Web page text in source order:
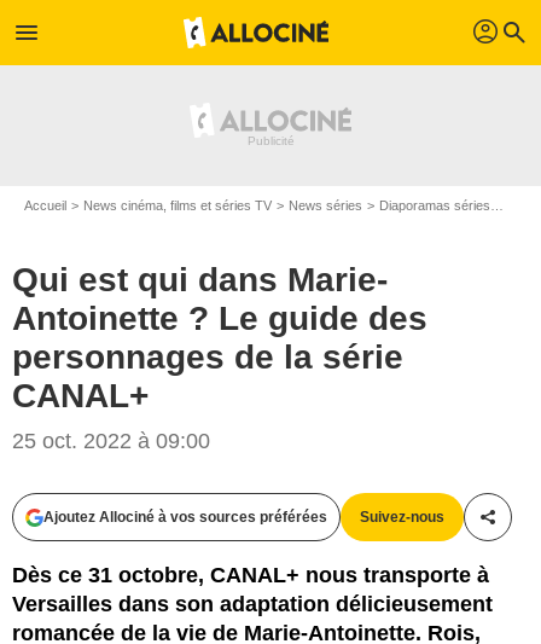
menu profil search
Accueil News cinéma, films et séries TV News séries Diaporamas séries
Qui est qui dans Marie-
Antoinette ? Le guide des
personnages de la série
CANAL+
25 oct. 2022 à 09:00
Ajoutez Allociné à vos sources préférées Suivez-nous
Dès ce 31 octobre, CANAL+ nous transporte à
Versailles dans son adaptation délicieusement
romancée de la vie de Marie-Antoinette. Rois,